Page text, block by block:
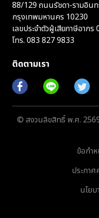
88/129 ถนนรัชดา-รามอินท
กรุงเทพมหานคร 10230
เลขประจำตัวผู้เสียภาษีอาก
โทร. 083 827 9833
ติดตามเรา
© สงวนลิขสิทธิ์ พ.ศ.
ข้อกำ
ประกา
นโย